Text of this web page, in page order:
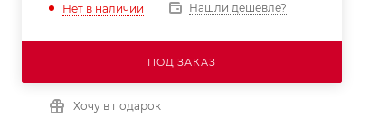
Нет в наличии Нашли дешевле?
ПОД ЗАКАЗ
Хочу в подарок